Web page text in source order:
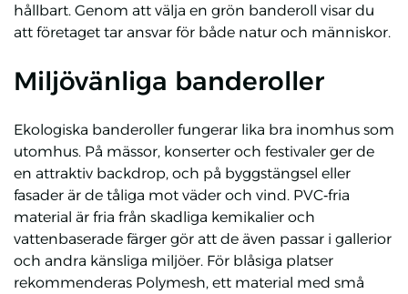
hållbart. Genom att välja en grön banderoll visar du
att företaget tar ansvar för både natur och människor.
Miljövänliga banderoller
Ekologiska banderoller fungerar lika bra inomhus som
utomhus. På mässor, konserter och festivaler ger de
en attraktiv backdrop, och på byggstängsel eller
fasader är de tåliga mot väder och vind. PVC‑fria
material är fria från skadliga kemikalier och
vattenbaserade färger gör att de även passar i gallerior
och andra känsliga miljöer. För blåsiga platser
rekommenderas Polymesh, ett material med små